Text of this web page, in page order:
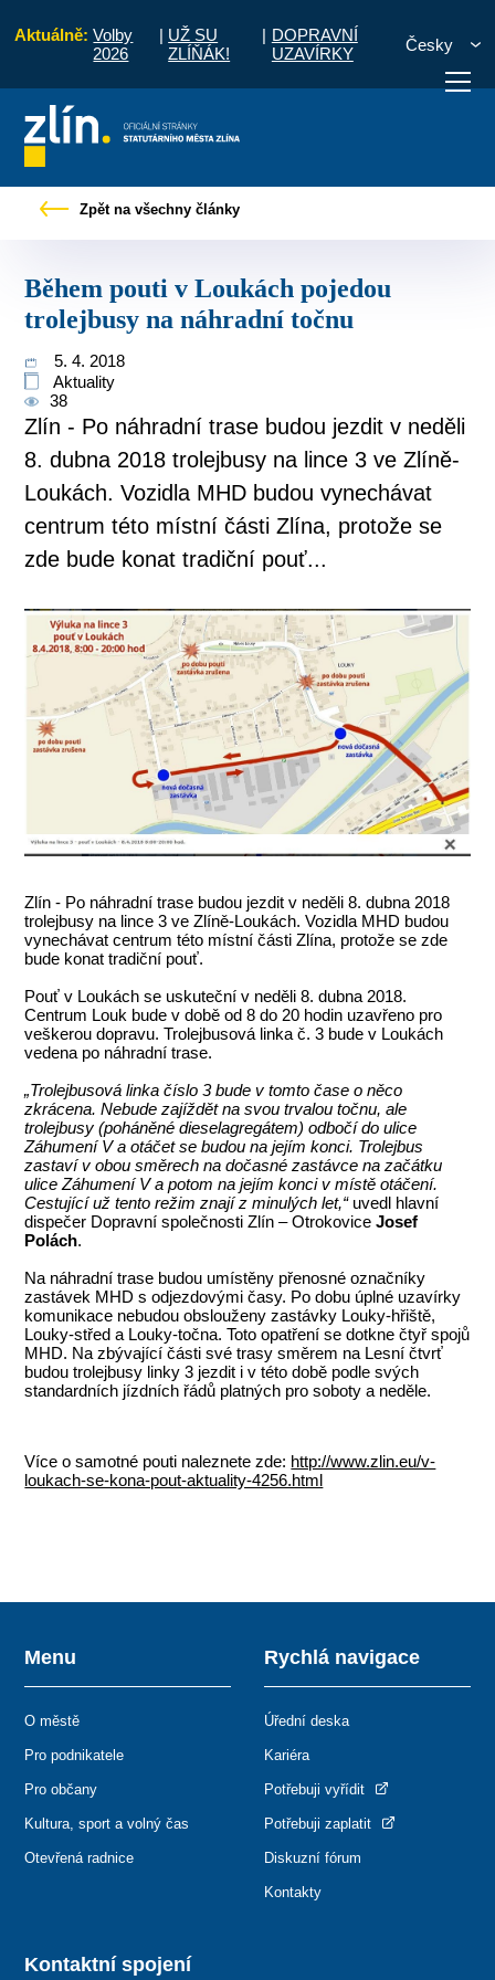
Aktuálně: Volby
2026
| UŽ SU
ZLÍŇÁK!
| DOPRAVNÍ
UZAVÍRKY
Česky
vyřídit Potřebuji zaplatit
Zpět na všechny články
Během pouti v Loukách pojedou
trolejbusy na náhradní točnu
5. 4. 2018
Aktuality
38
Zlín - Po náhradní trase budou jezdit v neděli
8. dubna 2018 trolejbusy na lince 3 ve Zlíně-
Loukách. Vozidla MHD budou vynechávat
centrum této místní části Zlína, protože se
zde bude konat tradiční pouť...
Zlín - Po náhradní trase budou jezdit v neděli 8. dubna 2018
trolejbusy na lince 3 ve Zlíně-Loukách. Vozidla MHD budou
vynechávat centrum této místní části Zlína, protože se zde
bude konat tradiční pouť.
Pouť v Loukách se uskuteční v neděli 8. dubna 2018.
Centrum Louk bude v době od 8 do 20 hodin uzavřeno pro
veškerou dopravu. Trolejbusová linka č. 3 bude v Loukách
vedena po náhradní trase.
„Trolejbusová linka číslo 3 bude v tomto čase o něco
zkrácena. Nebude zajíždět na svou trvalou točnu, ale
trolejbusy (poháněné dieselagregátem) odbočí do ulice
Záhumení V a otáčet se budou na jejím konci. Trolejbus
zastaví v obou směrech na dočasné zastávce na začátku
ulice Záhumení V a potom na jejím konci v místě otáčení.
Cestující už tento režim znají z minulých let,“uvedl hlavní
dispečer Dopravní společnosti Zlín – OtrokoviceJosef
Polách.
Na náhradní trase budou umístěny přenosné označníky
zastávek MHD s odjezdovými časy. Po dobu úplné uzavírky
komunikace nebudou obslouženy zastávky Louky-hřiště,
Louky-střed a Louky-točna. Toto opatření se dotkne čtyř spojů
MHD. Na zbývající části své trasy směrem na Lesní čtvrť
budou trolejbusy linky 3 jezdit i v této době podle svých
standardních jízdních řádů platných pro soboty a neděle.
Více o samotné pouti naleznete zde: http://www.zlin.eu/v-
loukach-se-kona-pout-aktuality-4256.html
Kontaktní spojení
Menu
O městě
Pro podnikatele
Pro občany
Kultura, sport a volný čas
Otevřená radnice
Rychlá navigace
Úřední deska
Kariéra
Potřebuji vyřídit
Potřebuji zaplatit
Diskuzní fórum
Kontakty